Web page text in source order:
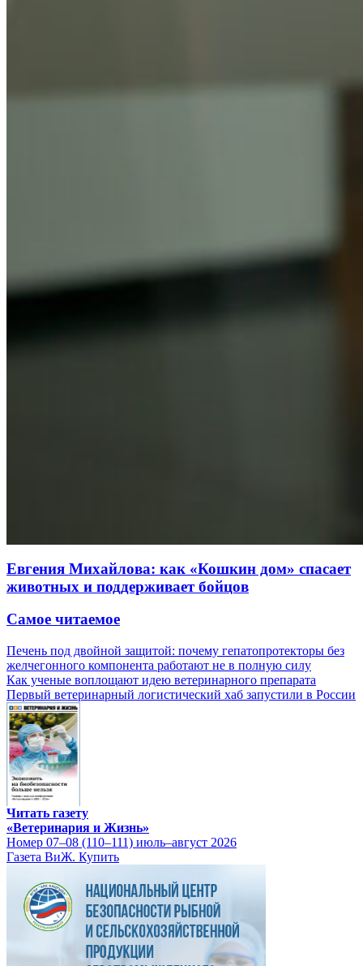
Евгения Михайлова: как «Кошкин дом» спасает
животных и поддерживает бойцов
Самое читаемое
Печень под двойной защитой: почему гепатопротекторы без
желчегонного компонента работают не в полную силу
Как ученые воплощают идею ветеринарного препарата
Первый ветеринарный логистический хаб запустили в России
Читать газету
«Ветеринария и Жизнь»
Номер 07–08 (110–111) июль–август 2026
Газета ВиЖ. Купить